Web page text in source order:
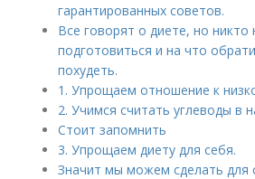
гарантированных советов.
Все говорят о диете, но никто
подготовиться и на что
похудеть.
1. Упрощаем отношение к
2. Учимся считать углеводы в
Стоит запомнить
3. Упрощаем диету для себя.
Значит мы можем сделать для